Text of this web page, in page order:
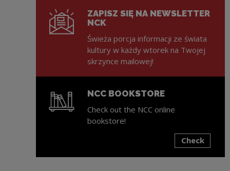
ZAPISZ SIĘ NA NEWSLETTER
NCK
Świeża porcja informacji ze świata
kultury w każdy wtorek na Twojej
skrzynce mailowej!
NCC BOOKSTORE
Check out the NCC online
bookstore!
Check